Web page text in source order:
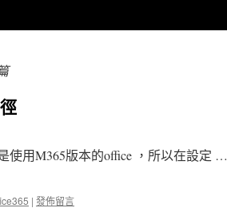
使用M365版本的office ，所以在設定 …
| 發佈留言